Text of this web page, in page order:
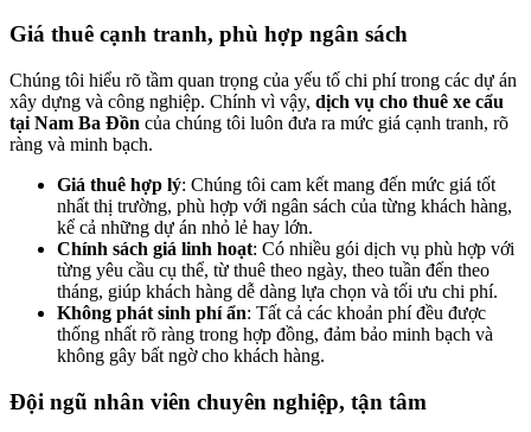
Giá thuê cạnh tranh, phù hợp ngân sách
Chúng tôi hiểu rõ tầm quan trọng của yếu tố chi phí trong các dự án
xây dựng và công nghiệp. Chính vì vậy, dịch vụ cho thuê xe cẩu
tại Nam Ba Đồn của chúng tôi luôn đưa ra mức giá cạnh tranh, rõ
ràng và minh bạch.
Giá thuê hợp lý: Chúng tôi cam kết mang đến mức giá tốt
nhất thị trường, phù hợp với ngân sách của từng khách hàng,
kể cả những dự án nhỏ lẻ hay lớn.
Chính sách giá linh hoạt: Có nhiều gói dịch vụ phù hợp với
từng yêu cầu cụ thể, từ thuê theo ngày, theo tuần đến theo
tháng, giúp khách hàng dễ dàng lựa chọn và tối ưu chi phí.
Không phát sinh phí ẩn: Tất cả các khoản phí đều được
thống nhất rõ ràng trong hợp đồng, đảm bảo minh bạch và
không gây bất ngờ cho khách hàng.
Đội ngũ nhân viên chuyên nghiệp, tận tâm